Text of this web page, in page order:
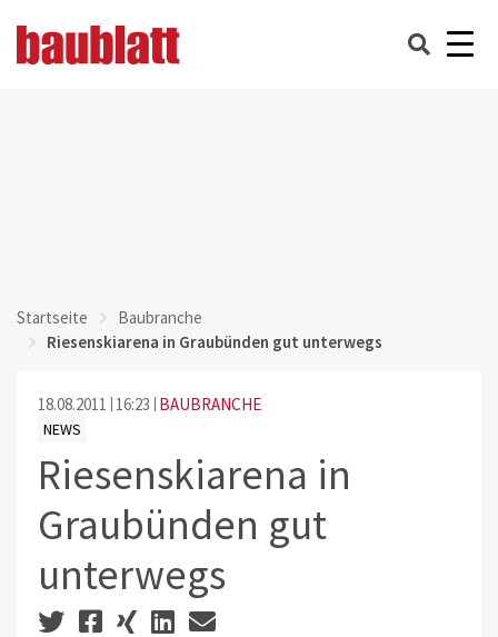
Startseite
Baubranche
Riesenskiarena in Graubünden gut unterwegs
18.08.2011 16:23 BAUBRANCHE
NEWS
Riesenskiarena in
Graubünden gut
unterwegs